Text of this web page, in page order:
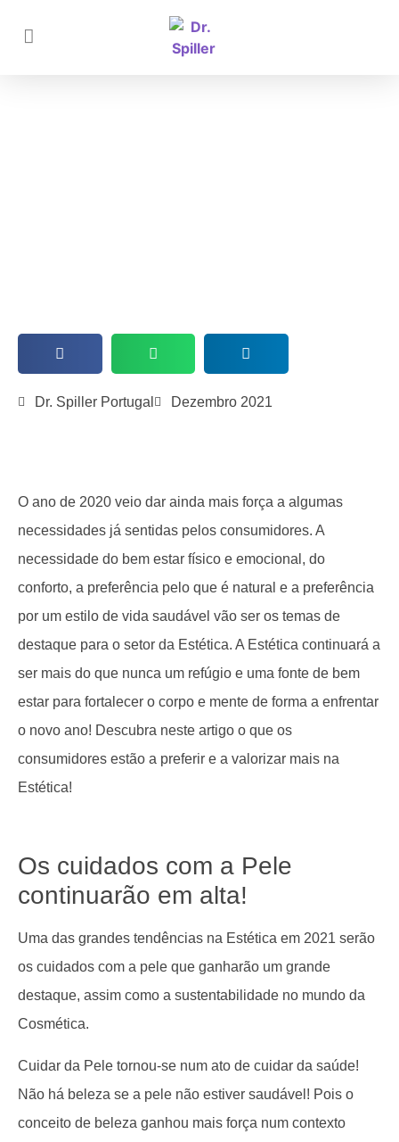
Dr. Spiller Portugal Dezembro 2021
O ano de 2020 veio dar ainda mais força a algumas
necessidades já sentidas pelos consumidores. A
necessidade do bem estar físico e emocional, do
conforto, a preferência pelo que é natural e a preferência
por um estilo de vida saudável vão ser os temas de
destaque para o setor da Estética. A Estética continuará a
ser mais do que nunca um refúgio e uma fonte de bem
estar para fortalecer o corpo e mente de forma a enfrentar
o novo ano! Descubra neste artigo o que os
consumidores estão a preferir e a valorizar mais na
Estética!
Os cuidados com a Pele
continuarão em alta!
Uma das grandes tendências na Estética em 2021 serão
os cuidados com a pele que ganharão um grande
destaque, assim como a sustentabilidade no mundo da
Cosmética.
Cuidar da Pele tornou-se num ato de cuidar da saúde!
Não há beleza se a pele não estiver saudável! Pois o
conceito de beleza ganhou mais força num contexto